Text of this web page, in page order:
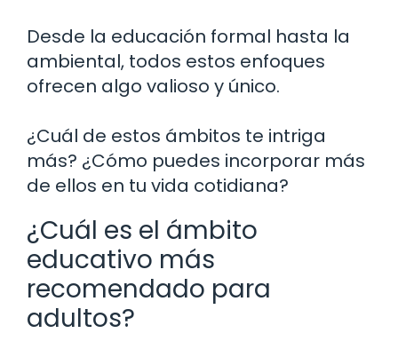
Desde la educación formal hasta la
ambiental, todos estos enfoques
ofrecen algo valioso y único.
¿Cuál de estos ámbitos te intriga
más? ¿Cómo puedes incorporar más
de ellos en tu vida cotidiana?
¿Cuál es el ámbito
educativo más
recomendado para
adultos?